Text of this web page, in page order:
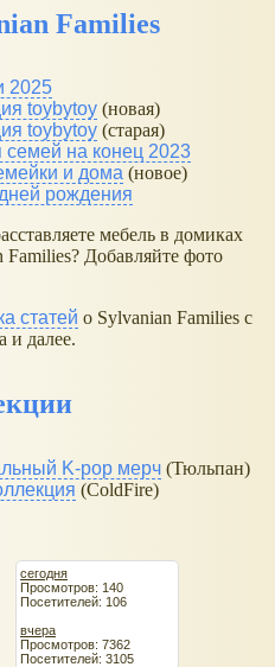
(Клевер-Медиа-
Families
2025
toybytoy (новая)
toybytoy (старая)
семей на конец 2023
и дома (новое)
рождения
мебель в домиках
Families? Добавляйте фото
статей о Sylvanian Families с
и далее.
K-pop мерч (Тюльпан)
(ColdFire)
сегодня
Просмотров: 140
Посетителей: 106
вчера
Просмотров: 7362
Посетителей: 3105